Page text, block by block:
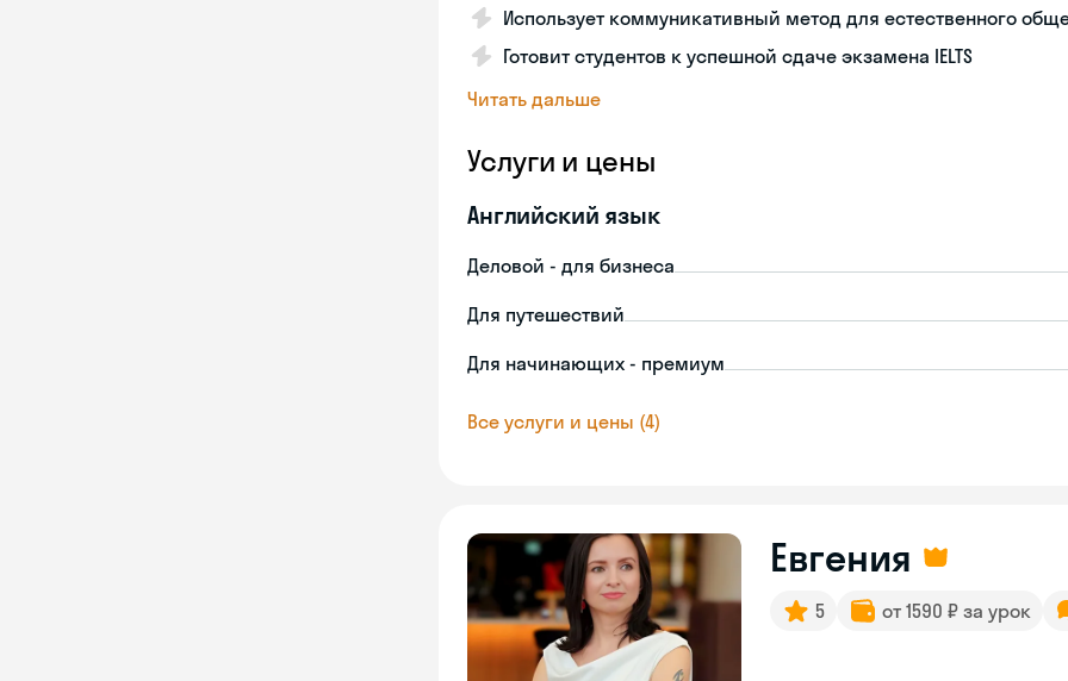
Использует коммуникативный метод для естественного
Готовит студентов к успешной сдаче экзамена IELTS
Читать дальше
Услуги и цены
Английский язык
Деловой - для бизнеса
Для путешествий
Для начинающих - премиум
Все услуги и цены (4)
Евгения
5 от 1590 ₽ за урок